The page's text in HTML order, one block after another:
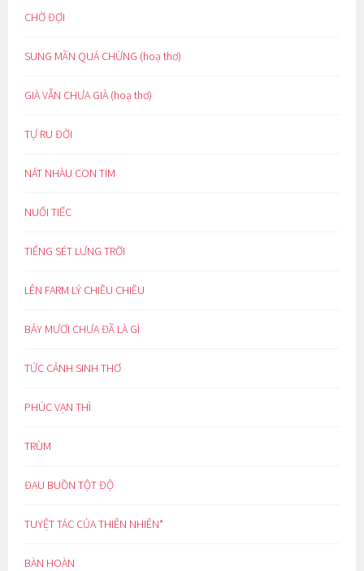
CHỜ ĐỢI
SUNG MÃN QUÁ CHỪNG (hoạ thơ)
GIÀ VẪN CHƯA GIÀ (hoạ thơ)
TỰ RU ĐỜI
NÁT NHÀU CON TIM
NUỐI TIẾC
TIẾNG SÉT LƯNG TRỜI
LÊN FARM LÝ CHIỀU CHIỀU
BẢY MƯƠI CHƯA ĐÃ LÀ GÌ
TỨC CẢNH SINH THƠ
PHÚC VẠN THÌ
TRÙM
ĐAU BUỒN TỘT ĐỘ
TUYỆT TÁC CỦA THIÊN NHIÊN*
BÀN HOÀN